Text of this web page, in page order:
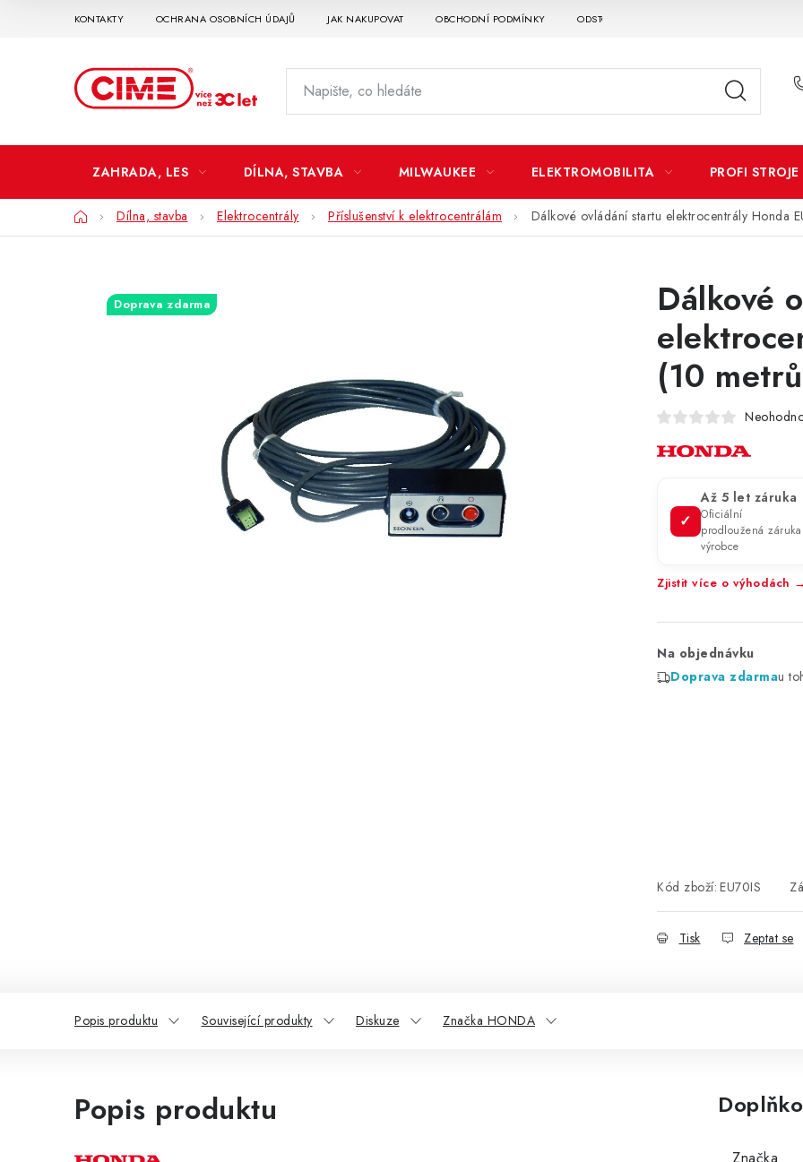
KONTAKTY OCHRANA OSOBNÍCH ÚDAJŮ JAK NAKUPOVAT OBCHODNÍ PODMÍNKY ODSTOUPENÍ OD SMLOUVY
ZAHRADA, LES DÍLNA, STAVBA MILWAUKEE ELEKTROMOBILITA PROFI STROJE
DomůDílna, stavba Elektrocentrály Příslušenství k elektrocentrálám Dálkové ovládání startu elektrocentrály Honda
Dálkové
(10
✓
Až 5 let záruka
Oficiální
prodloužená záruka
výrobce
Zjistit více o výhodách →
Na objednávku
Doprava zdarmau
Kód zboží: EU70IS
Tisk Zeptat se
Doprava zdarma
Popis produktu Související produkty Diskuze Značka HONDA
Popis produktu